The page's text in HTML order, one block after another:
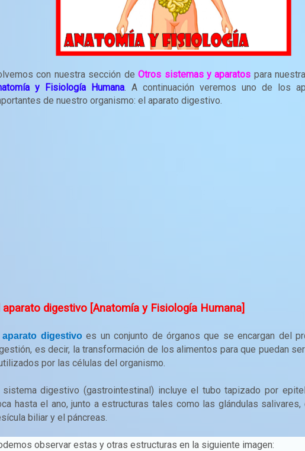
con nuestra sección deOtros sistemas y aparatos para
y Fisiología Humana. A continuación veremos uno de los
de nuestro organismo: el aparato digestivo.
aparato digestivo [Anatomía y Fisiología Humana]
aparato digestivoes un conjunto de órganos que se encargan del
es decir, la transformación de los alimentos para que puedan
por las células del organismo.​
sistema digestivo (gastrointestinal) incluye el tubo tapizado por
hasta el ano, junto a estructuras tales como las glándulas salivares,
biliar y el páncreas.
observar estas y otras estructuras en la siguiente imagen: